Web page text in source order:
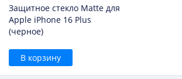
Защитное стекло Matte для
Apple iPhone 16 Plus
(черное)
В корзину